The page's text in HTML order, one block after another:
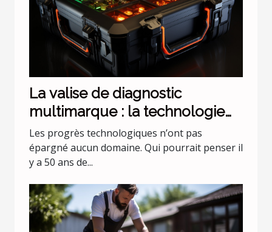
La valise de diagnostic
multimarque : la technologie
évolue !
Les progrès technologiques n’ont pas
épargné aucun domaine. Qui pourrait penser il
y a 50 ans de...